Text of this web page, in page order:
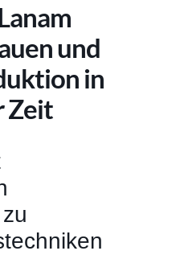
und
in
Zeit